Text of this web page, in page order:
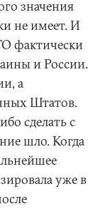
значения
не имеет. И
фактически
и России.
а
Штатов.
сделать с
шло. Когда
уже в